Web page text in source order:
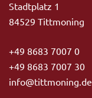
Stadtplatz 1
84529 Tittmoning
+49 8683 7007 0
+49 8683 7007 30
info@tittmoning.de